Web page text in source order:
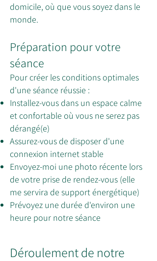
domicile, où que vous soyez dans le
monde.
Préparation pour votre
séance
Pour créer les conditions optimales
d'une séance réussie :
Installez-vous dans un espace calme
et confortable où vous ne serez pas
dérangé(e)
Assurez-vous de disposer d'une
connexion internet stable
Envoyez-moi une photo récente lors
de votre prise de rendez-vous (elle
me servira de support énergétique)
Prévoyez une durée d'environ une
heure pour notre séance
Déroulement de notre